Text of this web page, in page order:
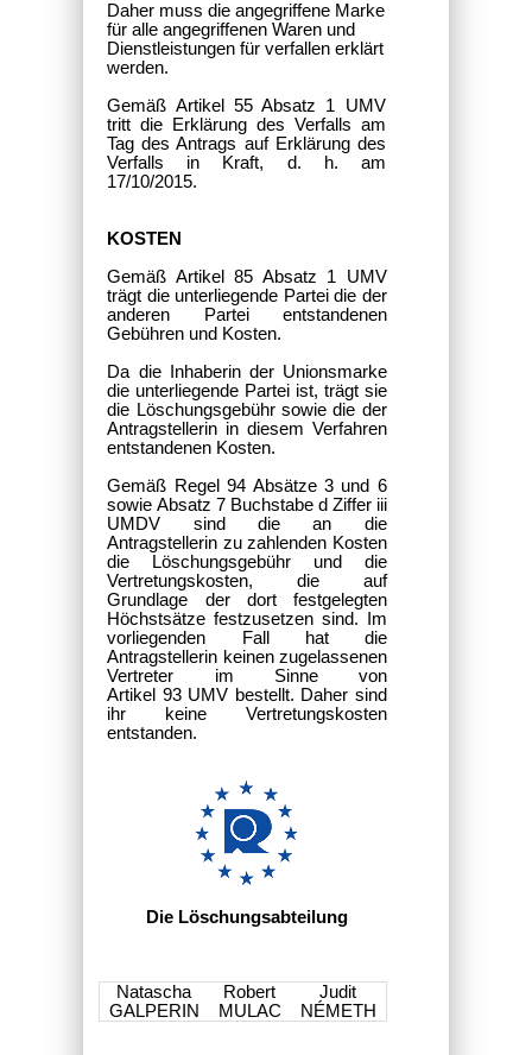
Daher muss die angegriffene Marke
für alle angegriffenen Waren und
Dienstleistungen für verfallen erklärt
werden.
Gemäß Artikel 55 Absatz 1 UMV
tritt die Erklärung des Verfalls am
Tag des Antrags auf Erklärung des
Verfalls in Kraft, d. h. am
17/10/2015.
KOSTEN
Gemäß Artikel 85 Absatz 1 UMV
trägt die unterliegende Partei die der
anderen Partei entstandenen
Gebühren und Kosten.
Da die Inhaberin der Unionsmarke
die unterliegende Partei ist, trägt sie
die Löschungsgebühr sowie die der
Antragstellerin in diesem Verfahren
entstandenen Kosten.
Gemäß Regel 94 Absätze 3 und 6
sowie Absatz 7 Buchstabe d Ziffer iii
UMDV sind die an die
Antragstellerin zu zahlenden Kosten
die Löschungsgebühr und die
Vertretungskosten, die auf
Grundlage der dort festgelegten
Höchstsätze festzusetzen sind. Im
vorliegenden Fall hat die
Antragstellerin keinen zugelassenen
Vertreter im Sinne von
Artikel 93 UMV bestellt. Daher sind
ihr keine Vertretungskosten
entstanden.
Die Löschungsabteilung
Natascha
GALPERIN
Robert
MULAC
Judit
NÉMETH